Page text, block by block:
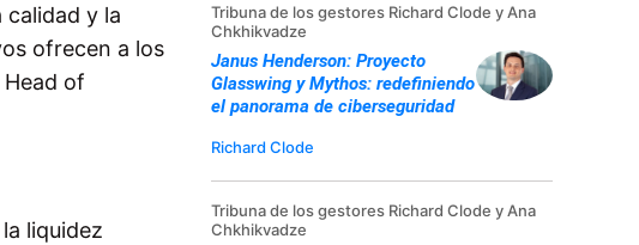
y la
ofrecen a los
of
liquidez
Tribuna de los gestores Richard Clode y Ana
Chkhikvadze
Janus Henderson: Proyecto
Glasswing y Mythos: redefiniendo
el panorama de ciberseguridad
Richard Clode
Tribuna de los gestores Richard Clode y Ana
Chkhikvadze